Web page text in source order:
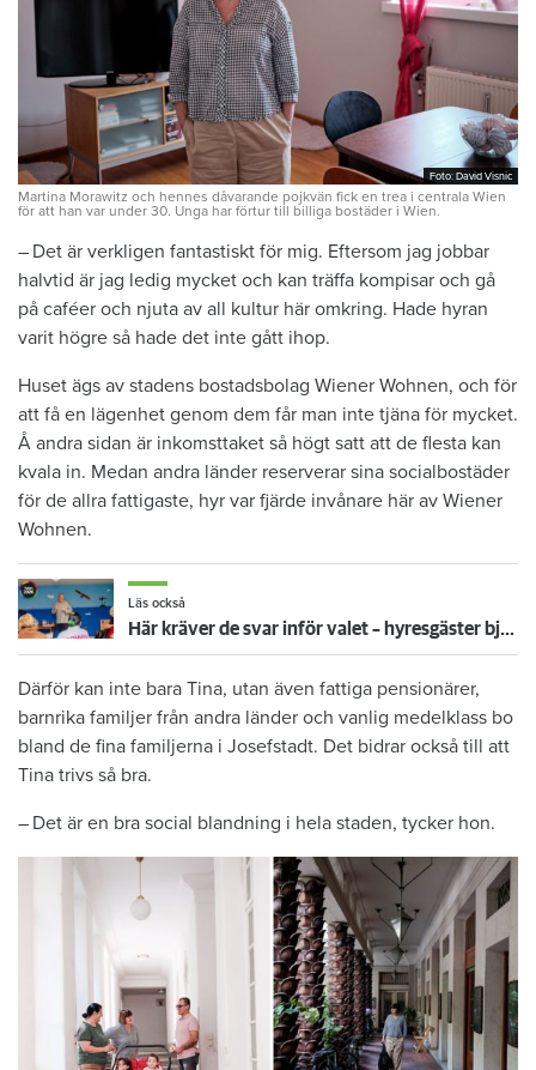
Foto: David Visnic
Foto: David Visnic
Martina Morawitz och hennes dåvarande pojkvän fick en trea i centrala Wien
för att han var under 30. Unga har förtur till billiga bostäder i Wien.
– Det är verkligen fantastiskt för mig. Eftersom jag jobbar
halvtid är jag ledig mycket och kan träffa kompisar och gå
på caféer och ­njuta av all kultur här omkring. Hade hyran
varit högre så hade det inte gått ihop.
Huset ägs av stadens bostadsbolag Wiener Wohnen, och för
att få en lägenhet genom dem får man inte tjäna för mycket.
Å andra sidan är inkomsttaket så högt satt att de flesta kan
kvala in. Medan andra länder reserverar sina socialbostäder
för de allra fattigaste, hyr var fjärde invånare här av Wiener
Wohnen.
Läs också
Här kräver de svar inför valet – hyresgäster bjuder hem politiker
Därför kan inte bara Tina, utan även ­fattiga pensionärer,
barnrika familjer från andra ­länder och vanlig medelklass bo
bland de fina ­familjerna i Josefstadt. Det bidrar också till att
Tina trivs så bra.
– Det är en bra social blandning i hela ­staden, tycker hon.